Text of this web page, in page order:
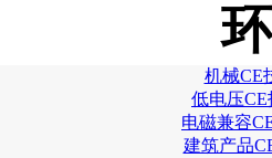
机械CE
低电压
电磁兼容
建筑产品